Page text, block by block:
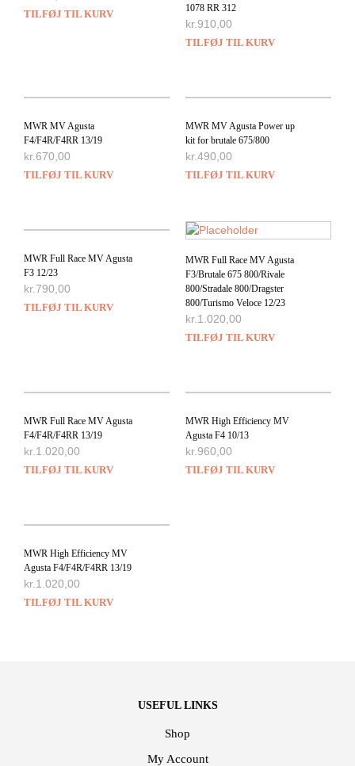
TILFØJ TIL KURV
1078 RR 312
kr.910,00
TILFØJ TIL KURV
MWR MV Agusta
F4/F4R/F4RR 13/19
kr.670,00
TILFØJ TIL KURV
MWR MV Agusta Power up
kit for brutale 675/800
kr.490,00
TILFØJ TIL KURV
MWR Full Race MV Agusta
F3 12/23
kr.790,00
TILFØJ TIL KURV
MWR Full Race MV Agusta
F3/Brutale 675 800/Rivale
800/Stradale 800/Dragster
800/Turismo Veloce 12/23
kr. 1.020,00
TILFØJ TIL KURV
MWR Full Race MV Agusta
F4/F4R/F4RR 13/19
kr. 1.020,00
TILFØJ TIL KURV
MWR High Efficiency MV
Agusta F4 10/13
kr.960,00
TILFØJ TIL KURV
MWR High Efficiency MV
Agusta F4/F4R/F4RR 13/19
kr. 1.020,00
TILFØJ TIL KURV
USEFUL LINKS
Shop
My Account